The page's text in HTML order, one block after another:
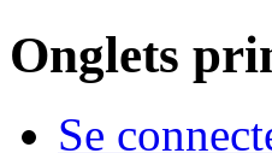
Onglets
Se